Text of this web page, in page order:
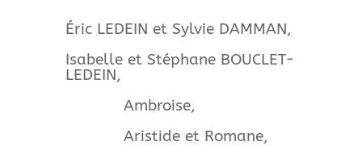
Éric LEDEIN et Sylvie DAMMAN,
Isabelle et Stéphane BOUCLET-
LEDEIN,
Ambroise,
Aristide et Romane,